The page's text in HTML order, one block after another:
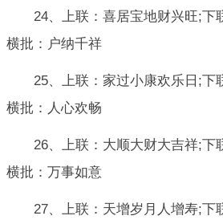
24、上联：喜居宝地财兴旺;下
横批：户纳千祥
25、上联：家过小康欢乐日;下
横批：人心欢畅
26、上联：大顺大财大吉祥;下
横批：万事如意
27、上联：天增岁月人增寿;下